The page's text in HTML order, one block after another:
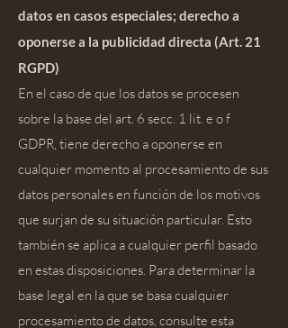
datos en casos especiales; derecho a
oponerse a la publicidad directa (Art. 21
RGPD)
En el caso de que los datos se procesen
sobre la base del art. 6 secc. 1 lit. e o f
GDPR, tiene derecho a oponerse en
cualquier momento al procesamiento de sus
datos personales en función de los motivos
que surjan de su situación particular. Esto
también se aplica a cualquier perfil basado
en estas disposiciones. Para determinar la
base legal en la que se basa cualquier
procesamiento de datos, consulte esta